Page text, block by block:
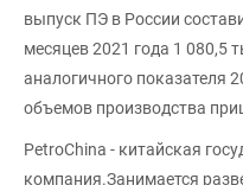
выпуск ПЭ в России
месяцев 2021 года 1 080,5
аналогичного показателя
объемов производства
PetroChina - китайская
компания.Занимается